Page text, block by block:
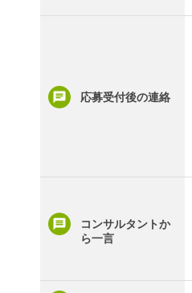
応募受付後の連絡
コンサルタントか
ら一言